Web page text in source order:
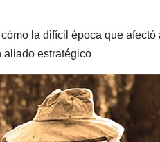
la difícil época que afectó
aliado estratégico